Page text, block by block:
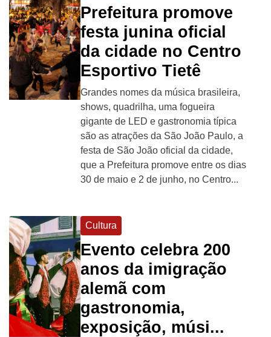
Prefeitura promove
festa junina oficial
da cidade no Centro
Esportivo Tietê
Grandes nomes da música brasileira,
shows, quadrilha, uma fogueira
gigante de LED e gastronomia típica
são as atrações da São João Paulo, a
festa de São João oficial da cidade,
que a Prefeitura promove entre os dias
30 de maio e 2 de junho, no Centro...
Cultura
Evento celebra 200
anos da imigração
alemã com
gastronomia,
exposição, músi...